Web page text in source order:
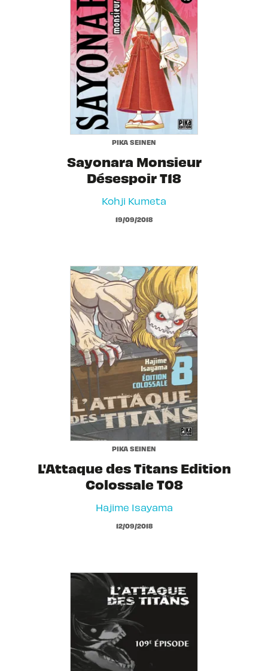
PIKA SEINEN
Sayonara Monsieur
Désespoir T18
Kohji Kumeta
19/09/2018
PIKA SEINEN
L'Attaque des Titans Edition
Colossale T08
Hajime Isayama
12/09/2018